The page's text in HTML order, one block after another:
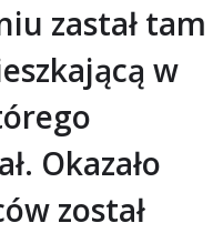
zastał tam
w
Okazało
został